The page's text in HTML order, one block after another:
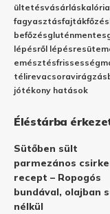
ültetésvásárláskalória
fagyasztásfajtákfőzés
befőzésgluténmentes
lépésről lépésre
emésztésfrissesség
télirevacsoravirágzás
jótékony hatások
Éléstárba
Sütőben sült
parmezános
recept – Ropogós
bundával, olajban
nélkül